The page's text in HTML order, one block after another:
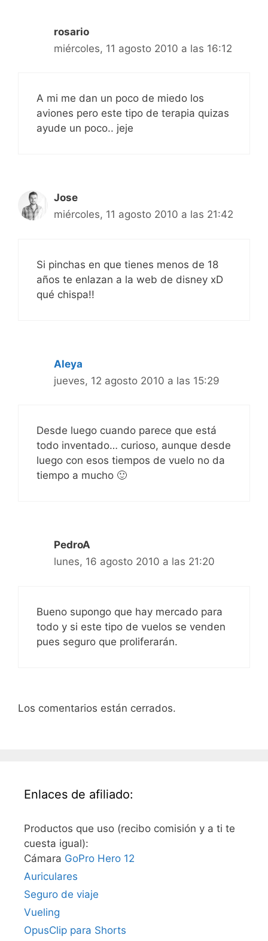
rosario
miércoles, 11 agosto 2010 a las 16:12
A mi me dan un poco de miedo los
aviones pero este tipo de terapia quizas
ayude un poco.. jeje
Jose
miércoles, 11 agosto 2010 a las 21:42
Si pinchas en que tienes menos de 18
años te enlazan a la web de disney xD
qué chispa!!
Aleya
jueves, 12 agosto 2010 a las 15:29
Desde luego cuando parece que está
todo inventado… curioso, aunque desde
luego con esos tiempos de vuelo no da
tiempo a mucho 🙂
PedroA
lunes, 16 agosto 2010 a las 21:20
Bueno supongo que hay mercado para
todo y si este tipo de vuelos se venden
pues seguro que proliferarán.
Los comentarios están cerrados.
Enlaces de afiliado:
Productos que uso (recibo comisión y a ti te
cuesta igual):
Cámara GoPro Hero 12
Auriculares
Seguro de viaje
Vueling
OpusClip para Shorts